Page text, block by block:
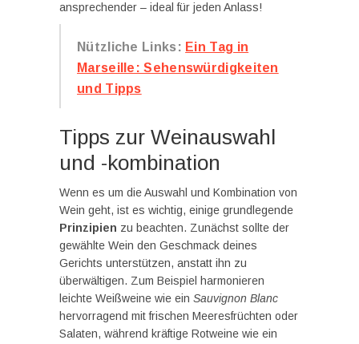
ansprechender – ideal für jeden Anlass!
Nützliche Links: Ein Tag in
Marseille: Sehenswürdigkeiten
und Tipps
Tipps zur Weinauswahl
und -kombination
Wenn es um die Auswahl und Kombination von
Wein geht, ist es wichtig, einige grundlegende
Prinzipien zu beachten. Zunächst sollte der
gewählte Wein den Geschmack deines
Gerichts unterstützen, anstatt ihn zu
überwältigen. Zum Beispiel harmonieren
leichte Weißweine wie ein Sauvignon Blanc
hervorragend mit frischen Meeresfrüchten oder
Salaten, während kräftige Rotweine wie ein